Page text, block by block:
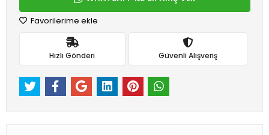
Favorilerime ekle
Hızlı Gönderi Güvenli Alışveriş